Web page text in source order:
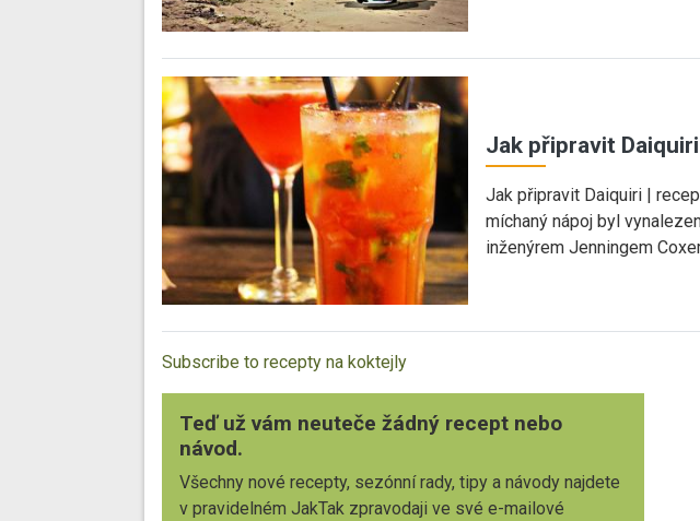
Jak připravit
Jak připravit Daiquiri |
míchaný nápoj byl
inženýrem Jenningem
Subscribe to recepty na koktejly
Teď už vám neuteče žádný recept nebo
návod.
Všechny nové recepty, sezónní rady, tipy a návody najdete
v pravidelném JakTak zpravodaji ve své e-mailové